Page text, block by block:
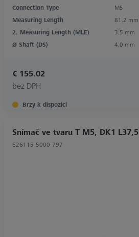
Connection Type
M5
Measuring Length
81.2 mm
2. Measuring Length (MLE)
3.5 mm
Ø Shaft (DS)
4.0 mm
€ 155.02
bez DPH
Brzy k dispozici
Snímač ve tvaru T M5, DK1 L37,5
626115-5000-797